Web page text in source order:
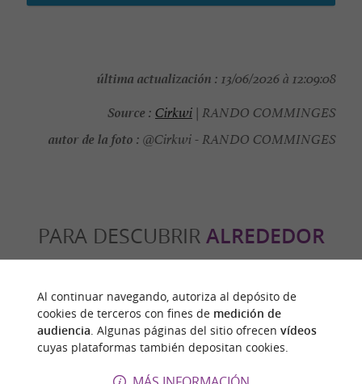
última actualización : 13/06/2026 à 12:09:08
Source : Cirkwi | RANDO COMMINGES
autor de la foto : @Cirkwi - RANDO COMMINGES
PARA DESCUBRIR ALREDEDOR
Al continuar navegando, autoriza al depósito de
cookies de terceros con fines de medición de
audiencia. Algunas páginas del sitio ofrecen vídeos
cuyas plataformas también depositan cookies.